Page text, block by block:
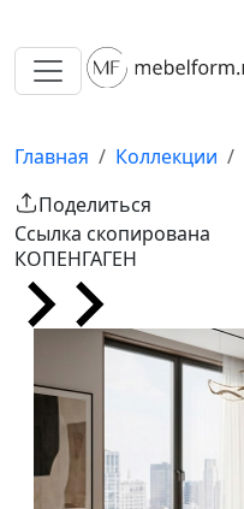
Главная Коллекции
Поделиться
Ссылка скопирована
КОПЕНГАГЕН